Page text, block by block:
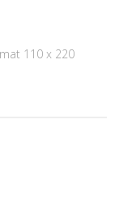
110 x 220